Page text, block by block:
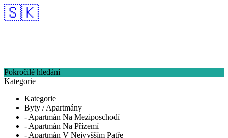
🇸🇰
Pokročilé hledání
Kategorie
Kategorie
Byty / Apartmány
- Apartmán Na Meziposchodí
- Apartmán Na Přízemí
- Apartmán V Nejvyšším Patře